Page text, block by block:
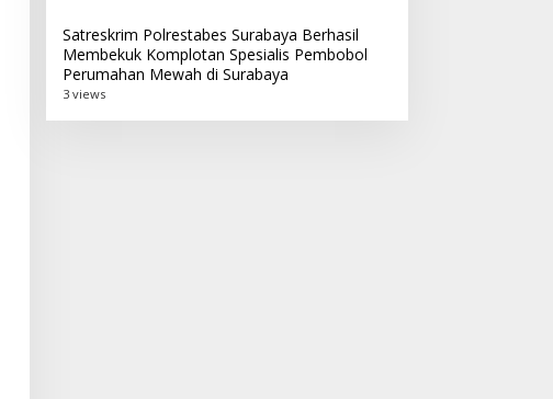
Satreskrim Polrestabes Surabaya Berhasil
Membekuk Komplotan Spesialis Pembobol
Perumahan Mewah di Surabaya
3 views